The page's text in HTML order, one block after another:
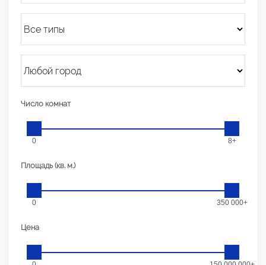
Число комнат
0 8+
Площадь (кв. м.)
0 350 000+
Цена